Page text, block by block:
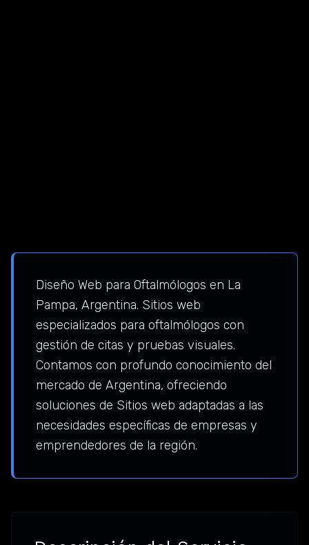
Diseño Web para Oftalmólogos en La
Pampa, Argentina. Sitios web
especializados para oftalmólogos con
gestión de citas y pruebas visuales.
Contamos con profundo conocimiento del
mercado de Argentina, ofreciendo
soluciones de Sitios web adaptadas a las
necesidades específicas de empresas y
emprendedores de la región.